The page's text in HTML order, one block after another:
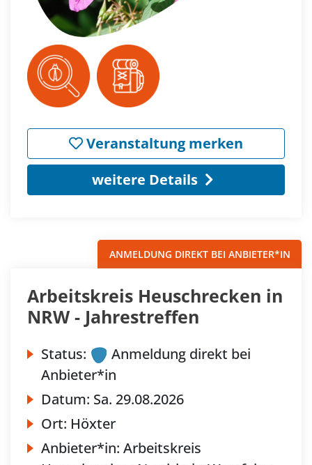
Veranstaltung merken
weitere Details
ANMELDUNG DIREKT BEI ANBIETER*IN
Arbeitskreis Heuschrecken in
NRW - Jahrestreffen
Status:
Anmeldung direkt bei
Anbieter*in
Datum: Sa. 29.08.2026
Ort: Höxter
Anbieter*in: Arbeitskreis